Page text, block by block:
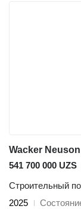
Wacker
541 700 000 UZS
Строительный
2025